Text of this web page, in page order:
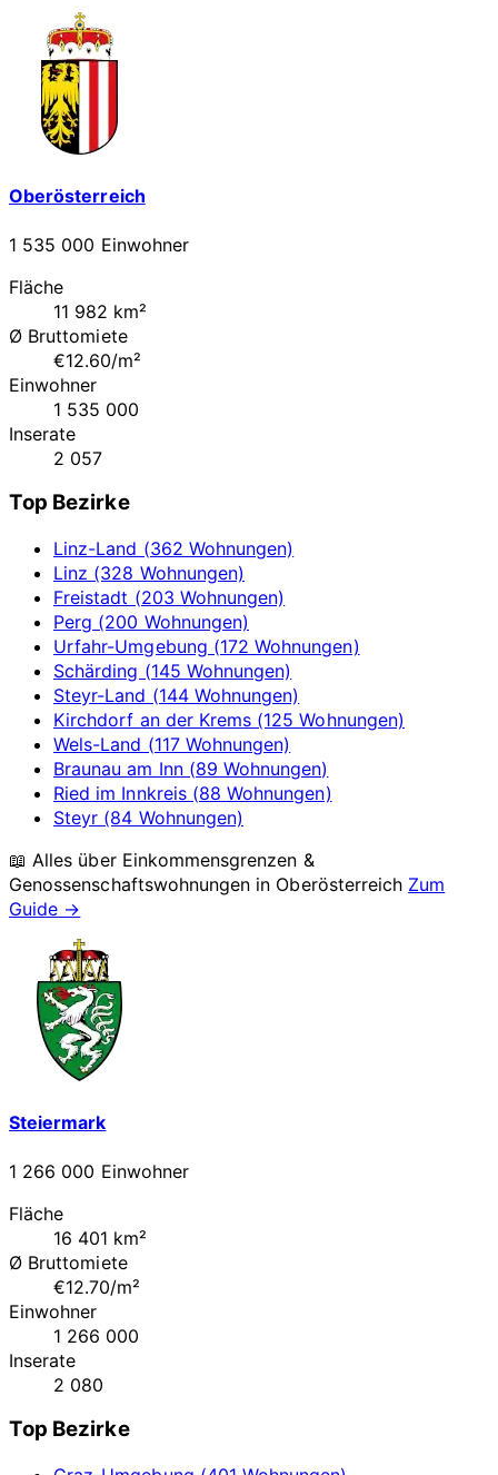
Oberösterreich
1 535 000 Einwohner
Fläche
11 982 km²
Ø Bruttomiete
€12.60/m²
Einwohner
1 535 000
Inserate
2 057
Top Bezirke
Linz-Land (362 Wohnungen)
Linz (328 Wohnungen)
Freistadt (203 Wohnungen)
Perg (200 Wohnungen)
Urfahr-Umgebung (172 Wohnungen)
Schärding (145 Wohnungen)
Steyr-Land (144 Wohnungen)
Kirchdorf an der Krems (125 Wohnungen)
Wels-Land (117 Wohnungen)
Braunau am Inn (89 Wohnungen)
Ried im Innkreis (88 Wohnungen)
Steyr (84 Wohnungen)
📖 Alles über Einkommensgrenzen &
Genossenschaftswohnungen in Oberösterreich Zum
Guide →
Steiermark
1 266 000 Einwohner
Fläche
16 401 km²
Ø Bruttomiete
€12.70/m²
Einwohner
1 266 000
Inserate
2 080
Top Bezirke